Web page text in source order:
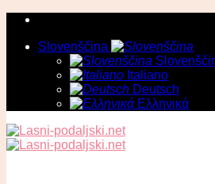
Skoči
vsebinoSlovenščina
Italiano
Deutsch
Ελληνικά